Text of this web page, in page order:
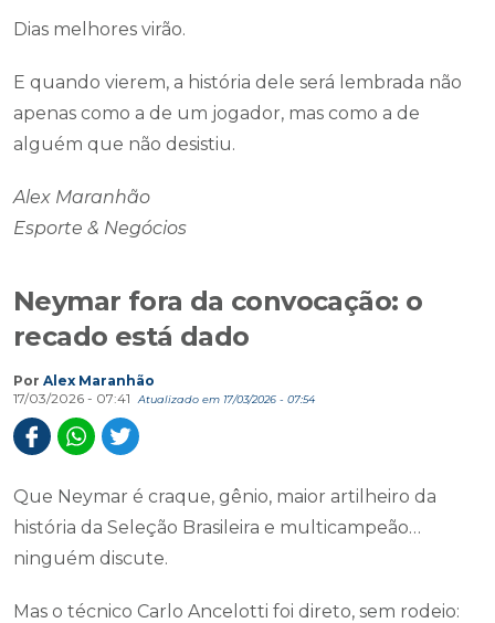
Dias melhores virão.
E quando vierem, a história dele será lembrada não
apenas como a de um jogador, mas como a de
alguém que não desistiu.
Alex Maranhão
Esporte & Negócios
Neymar fora da convocação: o
recado está dado
Por Alex Maranhão
17/03/2026 - 07:41
Atualizado em 17/03/2026 - 07:54
Que Neymar é craque, gênio, maior artilheiro da
história da Seleção Brasileira e multicampeão…
ninguém discute.
Mas o técnico Carlo Ancelotti foi direto, sem rodeio: